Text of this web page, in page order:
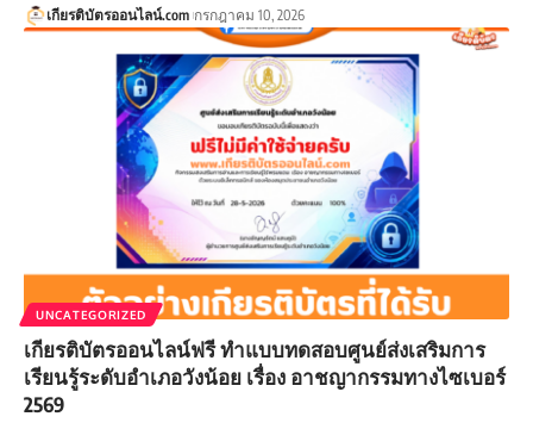
เกียรติบัตรออนไลน์.com กรกฎาคม 10, 2026
UNCATEGORIZED
เกียรติบัตรออนไลน์ฟรี ทำแบบทดสอบศูนย์ส่งเสริมการ
เรียนรู้ระดับอำเภอวังน้อย เรื่อง อาชญากรรมทางไซเบอร์
2569